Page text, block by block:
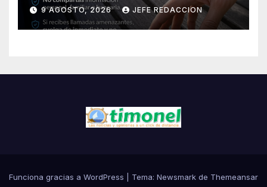
virtual
9 AGOSTO, 2026 JEFE REDACCION
Funciona gracias a WordPress Tema: Newsmark de Themeansar